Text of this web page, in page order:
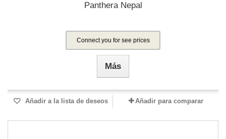
Panthera Nepal
Connect you for see prices
Más
Añadir a la lista de deseos Añadir para comparar